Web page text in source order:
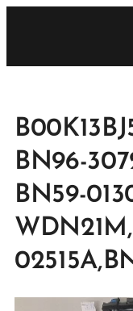
BN96-
BN59-